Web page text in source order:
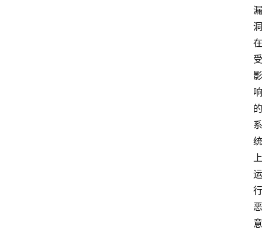
漏
洞
在
受
影
响
的
系
统
上
运
行
恶
意